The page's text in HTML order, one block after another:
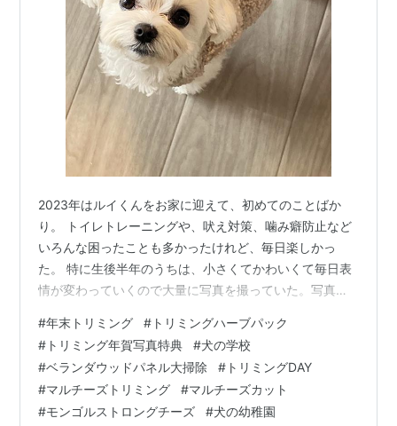
2023年はルイくんをお家に迎えて、初めてのことばか
り。 トイレトレーニングや、吠え対策、噛み癖防止など
いろんな困ったことも多かったけれど、毎日楽しかっ
た。 特に生後半年のうちは、小さくてかわいくて毎日表
情が変わっていくので大量に写真を撮っていた。写真の
の気持ちが言葉で残るのはいいものだなと思います。た
くさんの幸せや癒しをくれて、今となってはルイくんの
いない生活は考えられなくなりました。 そんなルイく
ん、お正月前に2023年最後のトリミング。 トリミングシ
ョップも年末は混雑するとのことで、10月1日に一斉予約
#年末トリミング # トリミングハーブパック
# トリミング年賀写真特典 #犬の学校
#ベランダウッドパネル大掃除 # トリミングDAY
#マルチーズトリミング #マルチーズカット
#モンゴルストロングチーズ #犬の幼稚園